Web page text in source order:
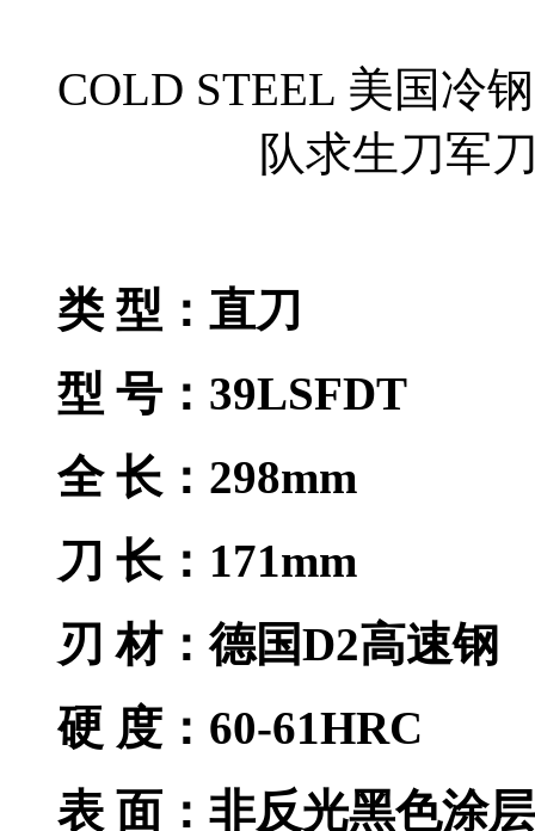
COLD STEEL 美国冷
队求生刀军
类 型：直刀
型 号：39LSFDT
全 长：298mm
刀 长：171mm
刃 材：德国D2高速钢
硬 度：60-61HRC
表 面：非反光黑色涂